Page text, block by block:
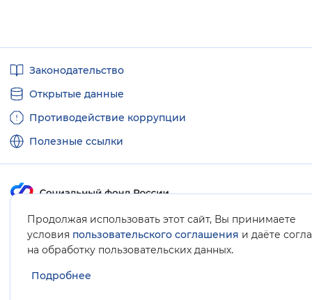
Продолжая использовать этот сайт, Вы принимаете
условия пользовательского соглашения и даёте
на обработку пользовательских данных.
Подробнее
ссылкиЗаконодательство
Открытые данные
Противодействие коррупции
Полезные ссылки
Карта сайта